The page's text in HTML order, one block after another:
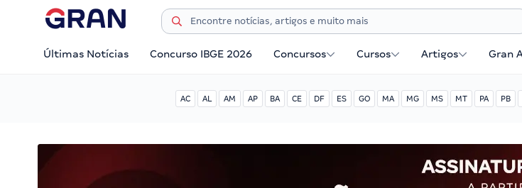
Últimas Notícias Concurso IBGE 2026 Concursos Cursos Artigos Gran
AC AL AM AP BA CE DF ES GO MA MG MS MT PA PB